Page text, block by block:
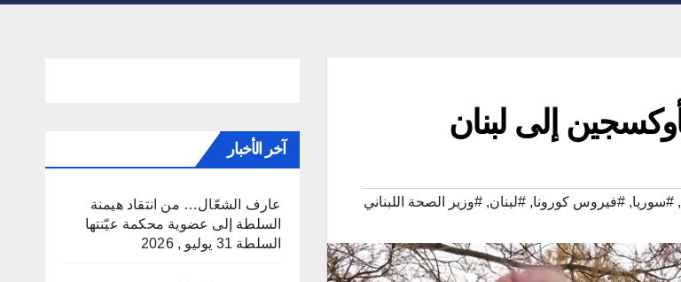
, #سوريا, #فيروس كورونا, #لبنان, #وزير الصحة اللبناني
آخر الأخبار
عارف الشعّال… من انتقاد هيمنة
السلطة إلى عضوية محكمة عيّنتها
السلطة 31 يوليو , 2026